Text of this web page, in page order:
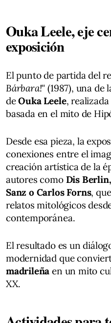
Ouka Leele, eje
exposición
El punto de partida del
Bárbara!" (1987), una de
deOuka Leele,
basada en el mito de
Desde esa pieza, la
conexiones entre el
creación artística de la
autores comoDis
Sanz o Carlos Forns,
relatos mitológicos
contemporánea.
El resultado es un
modernidad que
madrileña en un mito
XX.